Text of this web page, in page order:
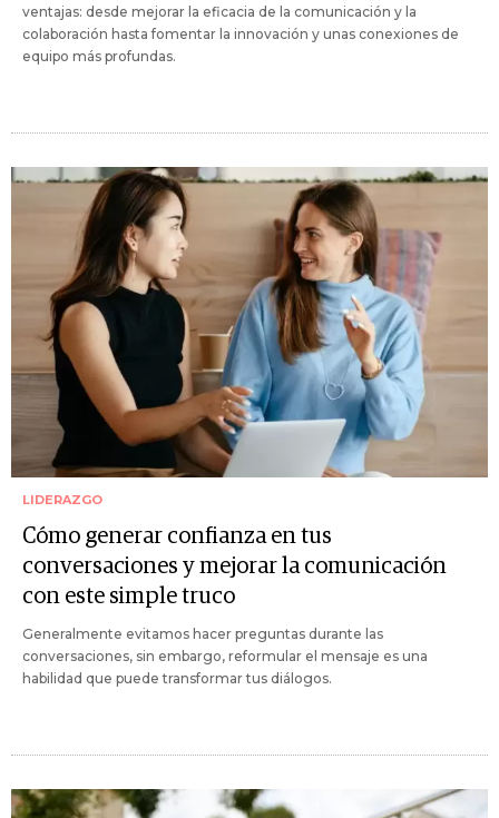
ventajas: desde mejorar la eficacia de la comunicación y la
colaboración hasta fomentar la innovación y unas conexiones de
equipo más profundas.
LIDERAZGO
Cómo generar confianza en tus
conversaciones y mejorar la comunicación
con este simple truco
Generalmente evitamos hacer preguntas durante las
conversaciones, sin embargo, reformular el mensaje es una
habilidad que puede transformar tus diálogos.